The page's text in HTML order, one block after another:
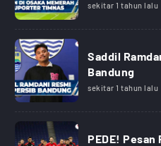
sekitar 1 tahun lalu
Saddil
Bandung
sekitar 1 tahun lalu
PEDE!